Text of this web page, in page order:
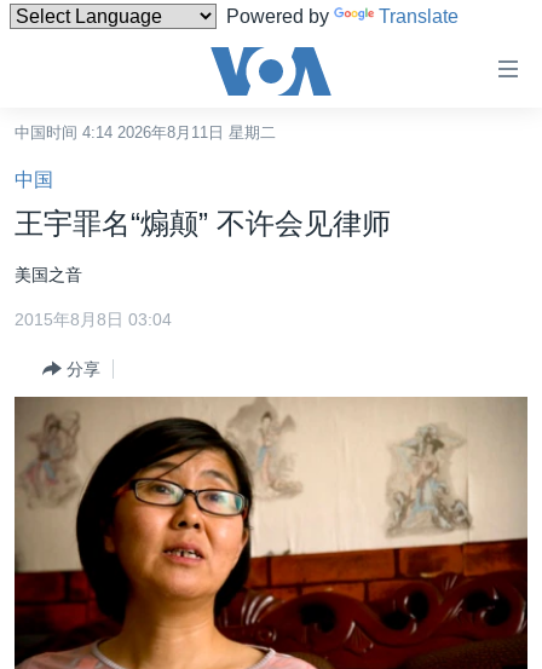
Powered by Translate
碍
链
接
跳
转
内
转
检
台湾
港澳
国际
最新国际新闻
印太
中东
非洲
美洲
分类新闻
经济·金融·贸易
人权·法律·宗教
科教·文娱·体健
军事
劳工
美中关系
热点专题
白宫要闻
国会报道
美中关系
VOA视频
VOA今日焦点
中文广播
中国时间 4:14 2026年8月11日 星期二
中国
王宇罪名“煽颠” 不许会见律师
美国之音
2015年8月8日 03:04
分享